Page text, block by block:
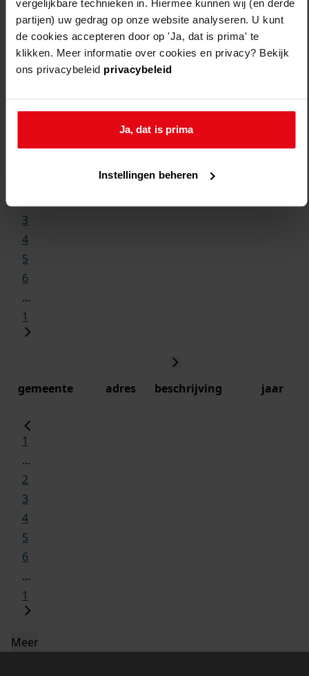
vergelijkbare technieken in. Hiermee kunnen wij (en derde
partijen) uw gedrag op onze website analyseren. U kunt
de cookies accepteren door op 'Ja, dat is prima' te
klikken. Meer informatie over cookies en privacy? Bekijk
ons privacybeleid privacybeleid
Ja, dat is prima
Instellingen beheren
3
4
5
6
...
1
gemeente adres beschrijving jaar
1
...
2
3
4
5
6
...
1
Meer